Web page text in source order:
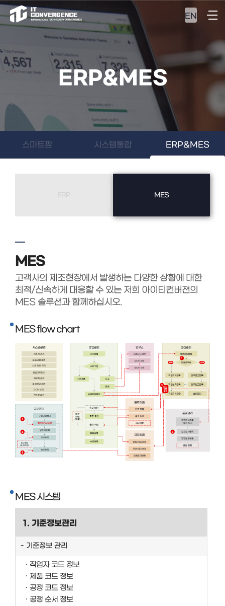
EN
ERP&MES
스마트팜 시스템통합 ERP&MES
MES
MES
고객사의 제조현장에서 발생하는 다양한 상황에 대한
최적/신속하게 대응할 수 있는 저희 아이티컨버젼의
MES 솔루션과 함께하십시오.
MES flow chart
MES 시스템
1. 기준정보관리
기준정보 관리
작업자 코드 정보
제품 코드 정보
공정 코드 정보
공정 순서 정보